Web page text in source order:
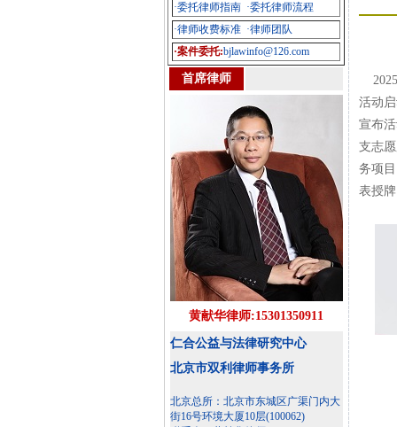
·委托律师指南 ·委托律师流程
·律师收费标准 ·律师团队
·案件委托:bjlawinfo@126.com
首席律师
黄献华律师:15301350911
仁合公益与法律研究中心
北京市双利律师事务所
北京总所：北京市东城区广渠门内大
街16号环境大厦10层(100062)
2025
活动
宣布
支志
务项
表授